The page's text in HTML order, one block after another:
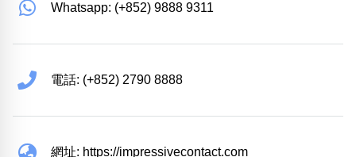
Whatsapp: (+852) 9888 9311
電話: (+852) 2790 8888
網址: https://impressivecontact.com